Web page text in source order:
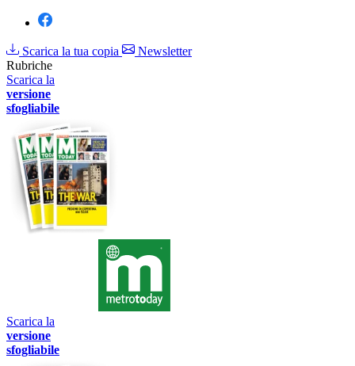
Scarica la tua copia
Newsletter
Rubriche
Scarica la
versione
sfogliabile
Scarica la
versione
sfogliabile